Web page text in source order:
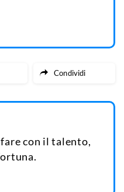
Condividi
fare con il talento,